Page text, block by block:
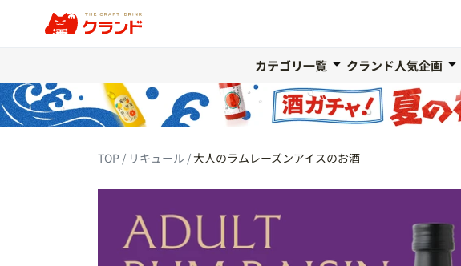
カテゴリ一覧 クランド人気企画
TOP リキュール 大人のラムレーズンアイスのお酒